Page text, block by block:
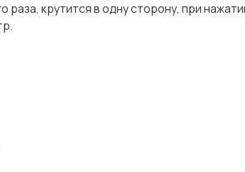
раза, крутится в одну сторону, при